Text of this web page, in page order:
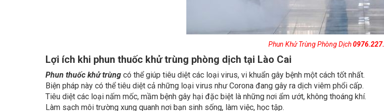
Phun Khử Trùng Phòng Dịch
Lợi ích khi phun thuốc khử trùng phòng dịch tại Lào Cai
Phun thuốc khử trùngcó thể giúp tiêu diệt các loại virus, vi khuẩn gây bệnh một cách tốt nhất.
Biện pháp này có thể tiêu diệt cả những loại virus như Corona đang gây ra dịch viêm phổi cấp.
Tiêu diệt các loại nấm mốc, mầm bệnh gây hại đặc biệt là những nơi ẩm ướt, không thoáng khí.
Làm sạch môi trường xung quanh nơi bạn sinh sống, làm việc, học tập.